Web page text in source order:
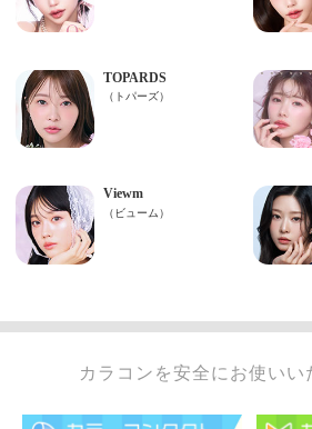
カラコンを安全にお使いい